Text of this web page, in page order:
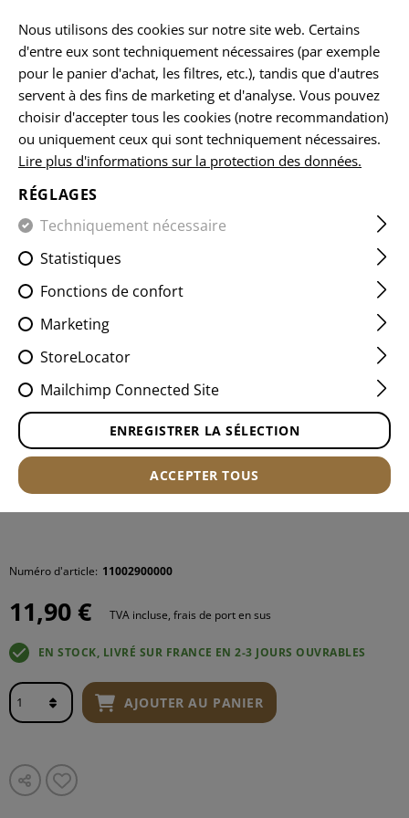
ACCUEIL EQUIPEMENTS ACCESSOIRES BATTERIES
18650 BATTERY 3.7V
3600MAH
Numéro d'article: 11002900000
11,90 € TVA incluse, frais de port en sus
EN STOCK, LIVRÉ SUR FRANCE EN 2-3 JOURS OUVRABLES
AJOUTER AU PANIER
Nous utilisons des cookies sur notre site web. Certains
d'entre eux sont techniquement nécessaires (par exemple
pour le panier d'achat, les filtres, etc.), tandis que d'autres
servent à des fins de marketing et d'analyse. Vous pouvez
choisir d'accepter tous les cookies (notre recommandation)
ou uniquement ceux qui sont techniquement nécessaires.
Lire plus d'informations sur la protection des données.
RÉGLAGES
Techniquement nécessaire
Statistiques
Fonctions de confort
Marketing
StoreLocator
Mailchimp Connected Site
ENREGISTRER LA SÉLECTION
ACCEPTER TOUS